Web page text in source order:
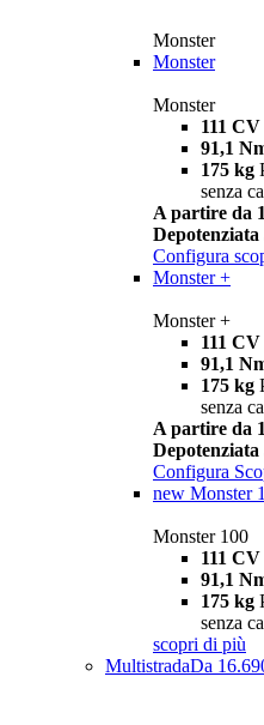
Monster
Monster
Monster
111 CV
91,1
175 kg
senza
A partire da
Depotenziata
Configura
Monster +
Monster +
111 CV
91,1
175 kg
senza
A partire da
Configura
new Monster
Monster 100
111 CV
91,1
175 kg
senza
scopri di più
MultistradaDa